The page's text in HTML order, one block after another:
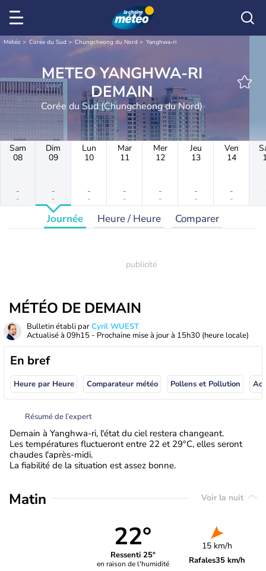
Météo Corée du Sud Chungcheong du Nord Yanghwa-ri
METEO YANGHWA-RI
DEMAIN
Corée du Sud (Chungcheong du Nord)
Sam
08
-
-
Dim
09
-
-
Lun
10
-
-
Mar
11
-
-
Mer
12
-
-
Jeu
13
-
-
Ven
14
-
-
Journée Heure / Heure Comparer
MÉTÉO DE DEMAIN
Bulletin établi parCyril WUEST
Actualisé à 09h15 - Prochaine mise à jour à 15h30 (heure locale)
En bref
Heure par Heure Comparateur météo Pollens et Pollution
Résumé de l’expert
Demain à Yanghwa-ri, l'état du ciel restera changeant.
Les températures fluctueront entre 22 et 29°C, elles seront
chaudes l'après-midi.
La fiabilité de la situation est assez bonne.
Matin Voir la nuit
22°
Ressenti 25°
en raison de l'humidité
15 km/h
Rafales35 km/h